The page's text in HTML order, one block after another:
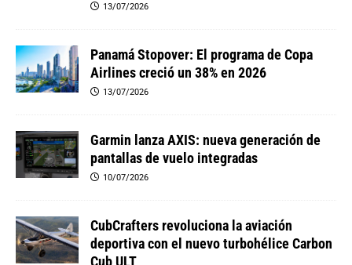
13/07/2026
Panamá Stopover: El programa de Copa
Airlines creció un 38% en 2026
13/07/2026
Garmin lanza AXIS: nueva generación de
pantallas de vuelo integradas
10/07/2026
CubCrafters revoluciona la aviación
deportiva con el nuevo turbohélice Carbon
Cub ULT